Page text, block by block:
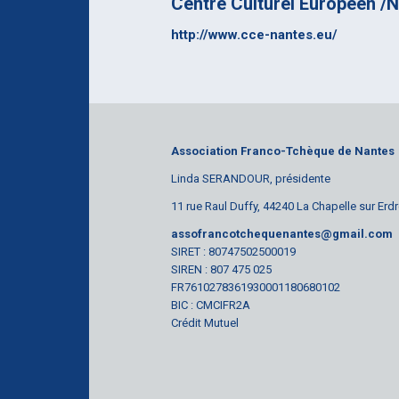
http://www.cce-nantes.eu/
Association Franco-Tchèque de Nantes
Linda SERANDOUR, présidente
11 rue Raul Duffy, 44240 La Chapelle sur
assofrancotchequenantes@gmail.com
SIRET : 80747502500019
SIREN : 807 475 025
FR7610278361930001180680102
BIC : CMCIFR2A
Crédit Mutuel